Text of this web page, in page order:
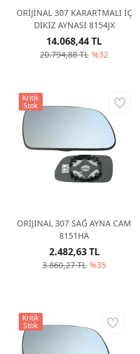
ORİJİNAL 307 KARARTMALI İÇ
DİKİZ AYNASI 8154JX
20.794,88 TL %32
14.068,44 TL
ORİJİNAL 307 SAĞ AYNA CAM
8151HA
3.860,27 TL %35
2.482,63 TL
Kritik
Stok
Kritik
Stok